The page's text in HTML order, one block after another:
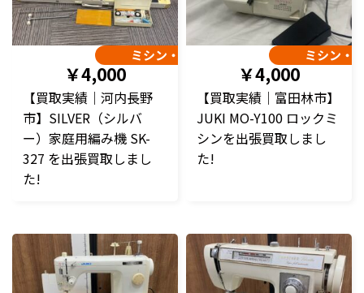
ミシン・編み機
￥4,000
【買取実績｜河内長野
市】SILVER（シルバ
ー）家庭用編み機 SK-
327 を出張買取しまし
た!
ミシン・
￥4,000
【買取実績｜富田林市】
JUKI MO-Y100 ロックミ
シンを出張買取しまし
た!